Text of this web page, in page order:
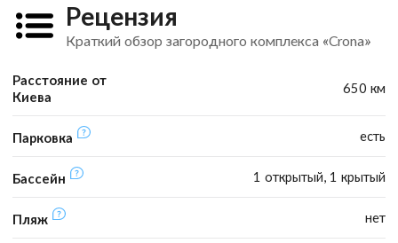
Рецензия
Краткий обзор загородного комплекса «Crona»
Расстояние от
Киева
650 км
Парковка есть
Бассейн 1 открытый, 1 крытый
Пляж нет